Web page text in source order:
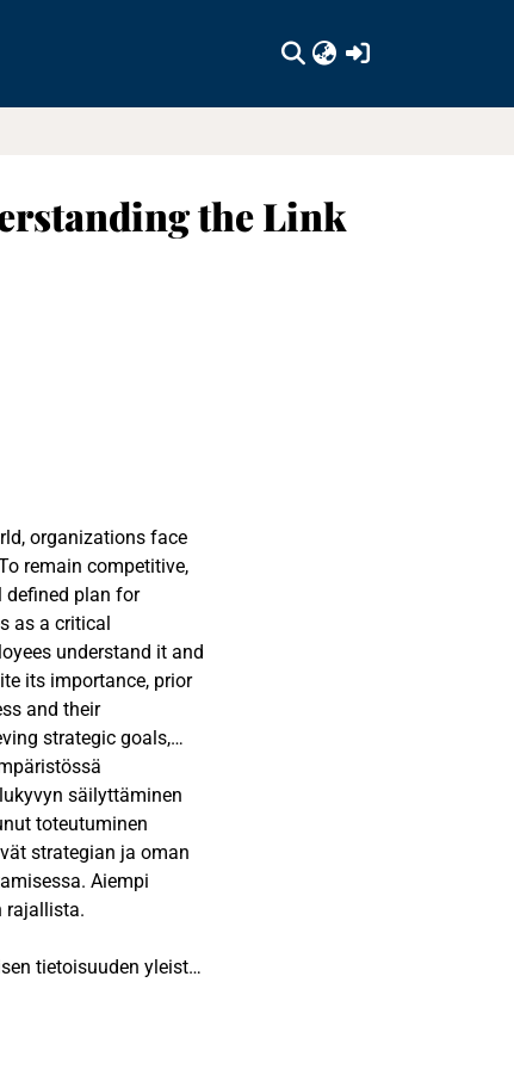
the Link
organizations face
remain competitive,
defined plan for
as a critical
understand it and
its importance, prior
and their
strategic goals,
strategic awareness
that influence it,
highlighted a gap in
employees, this
varies
thesis explores how
predicts
study poses three
säilyttäminen
toteutuminen
strategian ja oman
Aiempi
rajallista.
tietoisuuden yleistä
kuinka hyvin